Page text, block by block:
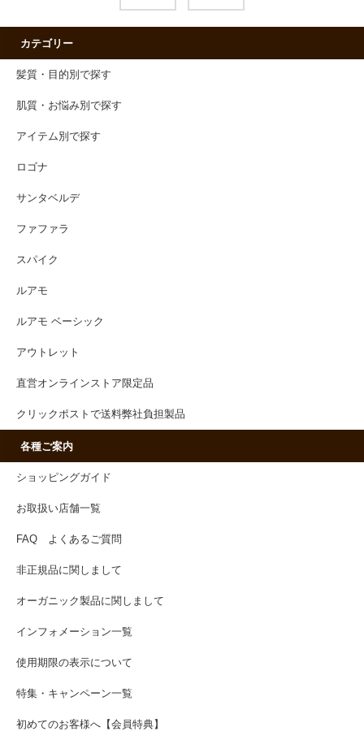
カテゴリー
髪質・目的別で探す
肌質・お悩み別で探す
アイテム別で探す
ロゴナ
サンタベルデ
ファファラ
スパイク
ルアモ
ルアモ ベーシック
アウトレット
直営オンラインストア限定品
クリックポストで送料弊社負担製品
各種ご案内
ショッピングガイド
お取扱い店舗一覧
FAQ よくあるご質問
非正規品に関しまして
オーガニック製品に関しまして
インフォメーション一覧
使用期限の表示について
特集・キャンペーン一覧
初めてのお客様へ【会員特典】